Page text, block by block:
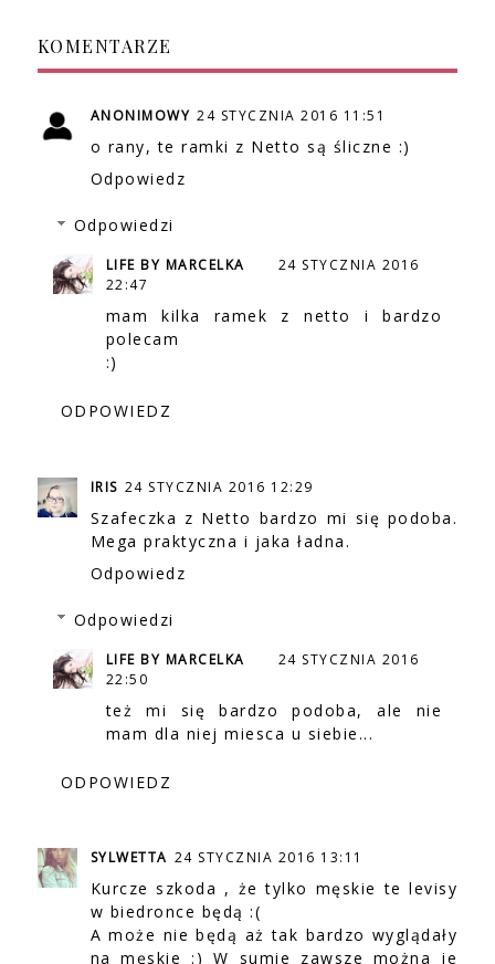
KOMENTARZE
ANONIMOWY 24 STYCZNIA 2016 11:51
o rany, te ramki z Netto są śliczne :)
Odpowiedz
Odpowiedzi
LIFE BY MARCELKA
24 STYCZNIA 2016
22:47
mam kilka ramek z netto i bardzo
polecam
:)
ODPOWIEDZ
IRIS 24 STYCZNIA 2016 12:29
Szafeczka z Netto bardzo mi się podoba.
Mega praktyczna i jaka ładna.
Odpowiedz
Odpowiedzi
LIFE BY MARCELKA
24 STYCZNIA 2016
22:50
też mi się bardzo podoba, ale nie
mam dla niej miesca u siebie...
ODPOWIEDZ
SYLWETTA 24 STYCZNIA 2016 13:11
Kurcze szkoda , że tylko męskie te levisy
w biedronce będą :(
A może nie będą aż tak bardzo wyglądały
na męskie :) W sumie zawsze można je